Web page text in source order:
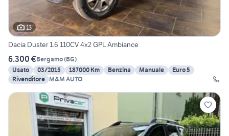
13
Dacia Duster 1.6 110CV 4x2 GPL Ambiance
6.300 €Bergamo(BG)
Usato
03/2015 187000 Km Benzina Manuale
Euro 5
Rivenditore M&M AUTO